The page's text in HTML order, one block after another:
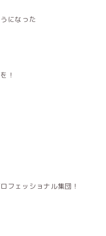
になった
！
フェッショナル集団！